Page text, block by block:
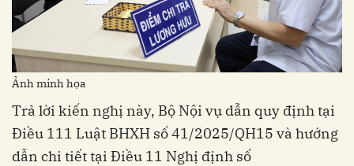
Ảnh minh họa
Trả lời kiến nghị này, Bộ Nội vụ dẫn quy định tại
Điều 111 Luật BHXH số 41/2025/QH15 và hướng
dẫn chi tiết tại Điều 11 Nghị định số